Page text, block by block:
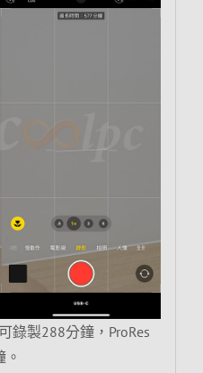
錄製288分鐘，ProRes